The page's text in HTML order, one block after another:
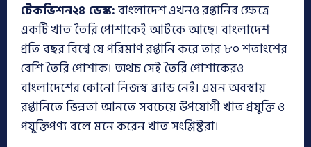
টেকভিশন২৪ ডেস্ক:বাংলাদেশ এখনও রপ্তানির ক্ষেত্রে
একটি খাত তৈরি পোশাকেই আটকে আছে। বাংলাদেশ
প্রতি বছর বিশ্বে যে পরিমাণ রপ্তানি করে তার ৮০ শতাংশের
বেশি তৈরি পোশাক। অথচ সেই তৈরি পোশাকেরও
বাংলাদেশের কোনো নিজস্ব ব্র্যান্ড নেই। এমন অবস্থায়
রপ্তানিতে ভিন্নতা আনতে সবচেয়ে উপযোগী খাত প্রযুক্তি ও
পযুক্তিপণ্য বলে মনে করেন খাত সংশ্লিষ্টরা।